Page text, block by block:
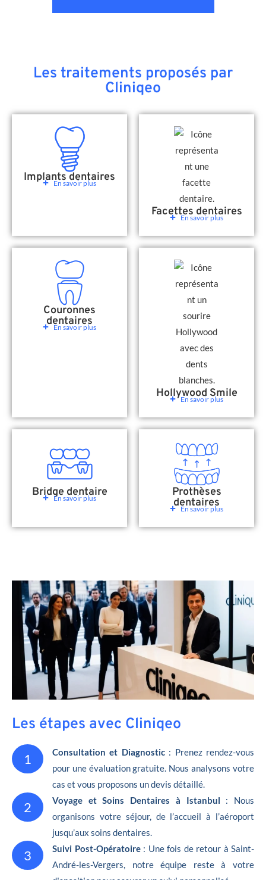
Les traitements proposés par
Cliniqeo
Implants dentaires
En savoir plus
Facettes dentaires
En savoir plus
Couronnes
dentaires
En savoir plus
Hollywood Smile
En savoir plus
Bridge dentaire
En savoir plus Prothèses
dentaires
En savoir plus
Les étapes avec Cliniqeo
1 Consultation et Diagnostic: Prenez rendez-vous
pour une évaluation gratuite. Nous analysons votre
cas et vous proposons un devis détaillé.
2 Voyage et Soins Dentaires à Istanbul : Nous
organisons votre séjour, de l’accueil à l’aéroport
jusqu’aux soins dentaires.
3 Suivi Post-Opératoire : Une fois de retour à Saint-
André-les-Vergers, notre équipe reste à votre